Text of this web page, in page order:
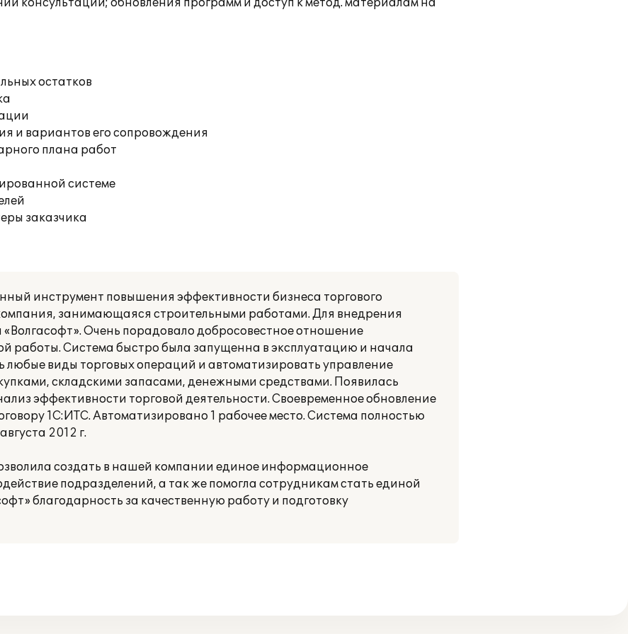
консультации; обновления программ и доступ к метод. материалам на
остатков
и вариантов его сопровождения
плана работ
системе
заказчика
инструмент повышения эффективности бизнеса торгового
занимающаяся строительными работами. Для внедрения
Очень порадовало добросовестное отношение
работы. Система быстро была запущенна в эксплуатацию и начала
любые виды торговых операций и автоматизировать управление
складскими запасами, денежными средствами. Появилась
эффективности торговой деятельности. Своевременное обновление
1С:ИТС. Автоматизировано 1 рабочее место. Система полностью
2012 г.
создать в нашей компании единое информационное
подразделений, а так же помогла сотрудникам стать единой
благодарность за качественную работу и подготовку